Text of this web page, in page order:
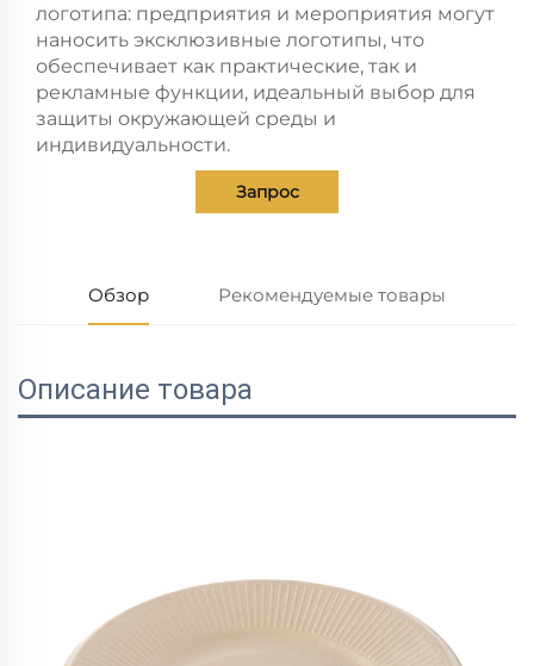
логотипа: предприятия и мероприятия могут
наносить эксклюзивные логотипы, что
обеспечивает как практические, так и
рекламные функции, идеальный выбор для
защиты окружающей среды и
индивидуальности.
Запрос
Обзор Рекомендуемые товары
Описание товара